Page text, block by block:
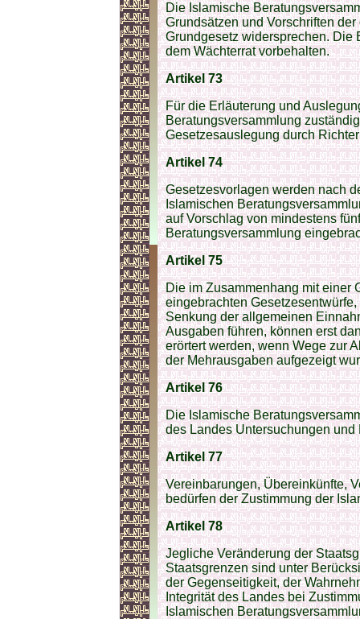
Die Islamische
Grundsätzen und Vorschriften
Grundgesetz widersprechen.
dem Wächterrat vorbehalten.
Artikel 73
Für die Erläuterung und
Beratungsversammlung
Gesetzesauslegung durch
Artikel 74
Gesetzesvorlagen werden nach
Islamischen
auf Vorschlag von mindestens
Beratungsversammlung
Artikel 75
Die im Zusammenhang mit einer
eingebrachten
Senkung der allgemeinen
Ausgaben führen, können erst
erörtert werden, wenn Wege zur
der Mehrausgaben aufgezeigt
Artikel 76
Die Islamische
des Landes Untersuchungen
Artikel 77
Vereinbarungen, Übereinkünfte,
bedürfen der Zustimmung der
Artikel 78
Jegliche Veränderung der
Staatsgrenzen sind unter
der Gegenseitigkeit, der
Integrität des Landes bei
Islamischen